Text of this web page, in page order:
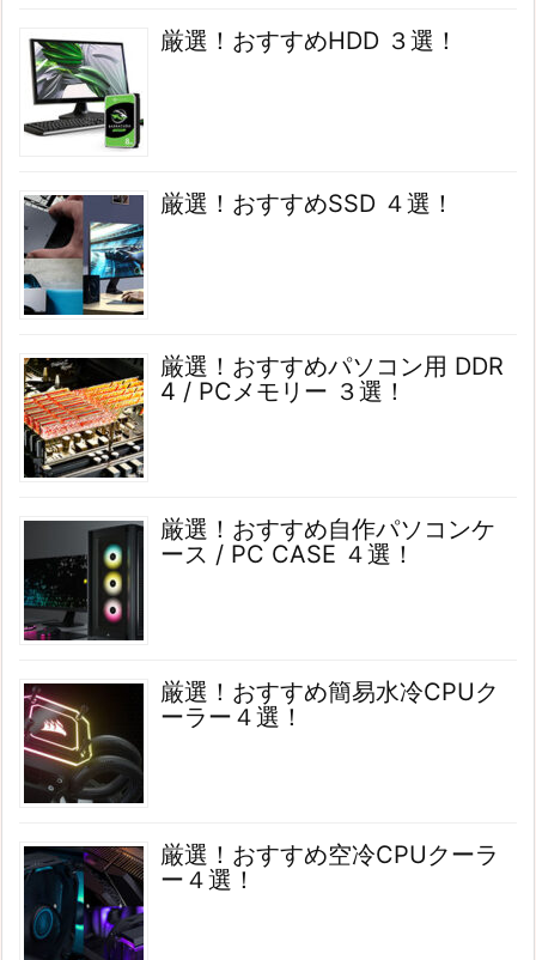
厳選！おすすめHDD ３選！
厳選！おすすめSSD ４選！
厳選！おすすめパソコン用 DDR
4 / PCメモリー ３選！
厳選！おすすめ自作パソコンケ
ース / PC CASE ４選！
厳選！おすすめ簡易水冷CPUク
ーラー４選！
厳選！おすすめ空冷CPUクーラ
ー４選！